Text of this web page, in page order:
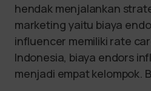
hendak menjalankan
marketing yaitu biaya
influencer memiliki rate
Indonesia, biaya endors
menjadi empat kelompok.